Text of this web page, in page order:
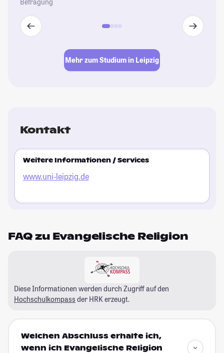
Mehr zum Studium in Leipzig
Kontakt
Weitere Informationen / Services
www.uni-leipzig.de
FAQ zu Evangelische Religion
Diese Informationen werden durch Zugriff auf den
Hochschulkompass der HRK erzeugt.
Welchen Abschluss erhalte ich,
wenn ich Evangelische Religion